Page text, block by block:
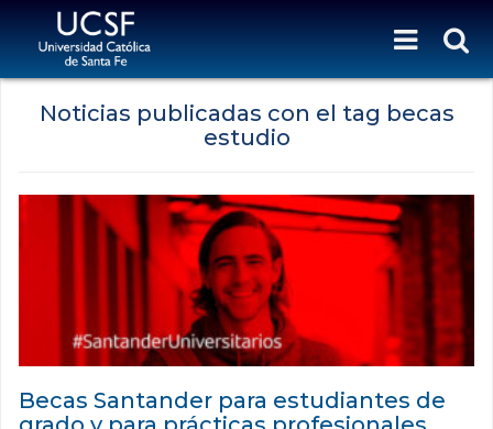
Noticias publicadas con el tag becas
estudio
Becas Santander para estudiantes de